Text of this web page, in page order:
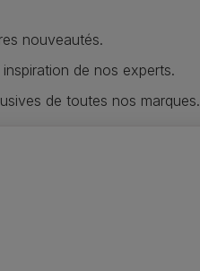
nouveautés.
de nos experts.
de toutes nos marques.